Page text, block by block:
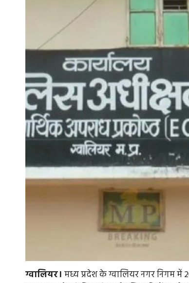
ग्वालियर। मध्य प्रदेश के ग्वालियर नगर निगम में